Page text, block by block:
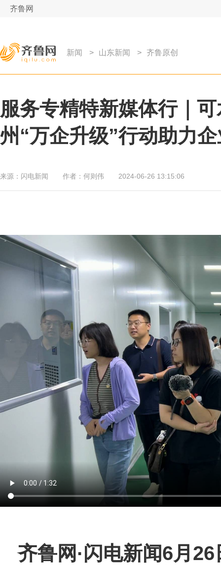
齐鲁网
新闻 > 山东新闻 > 齐鲁原创
服务专精特新媒体行｜
州“万企升级”行动助力
来源： 闪电新闻 作者： 何则伟 2024-06-26 13:15:06
齐鲁网 ·闪电新闻6月26